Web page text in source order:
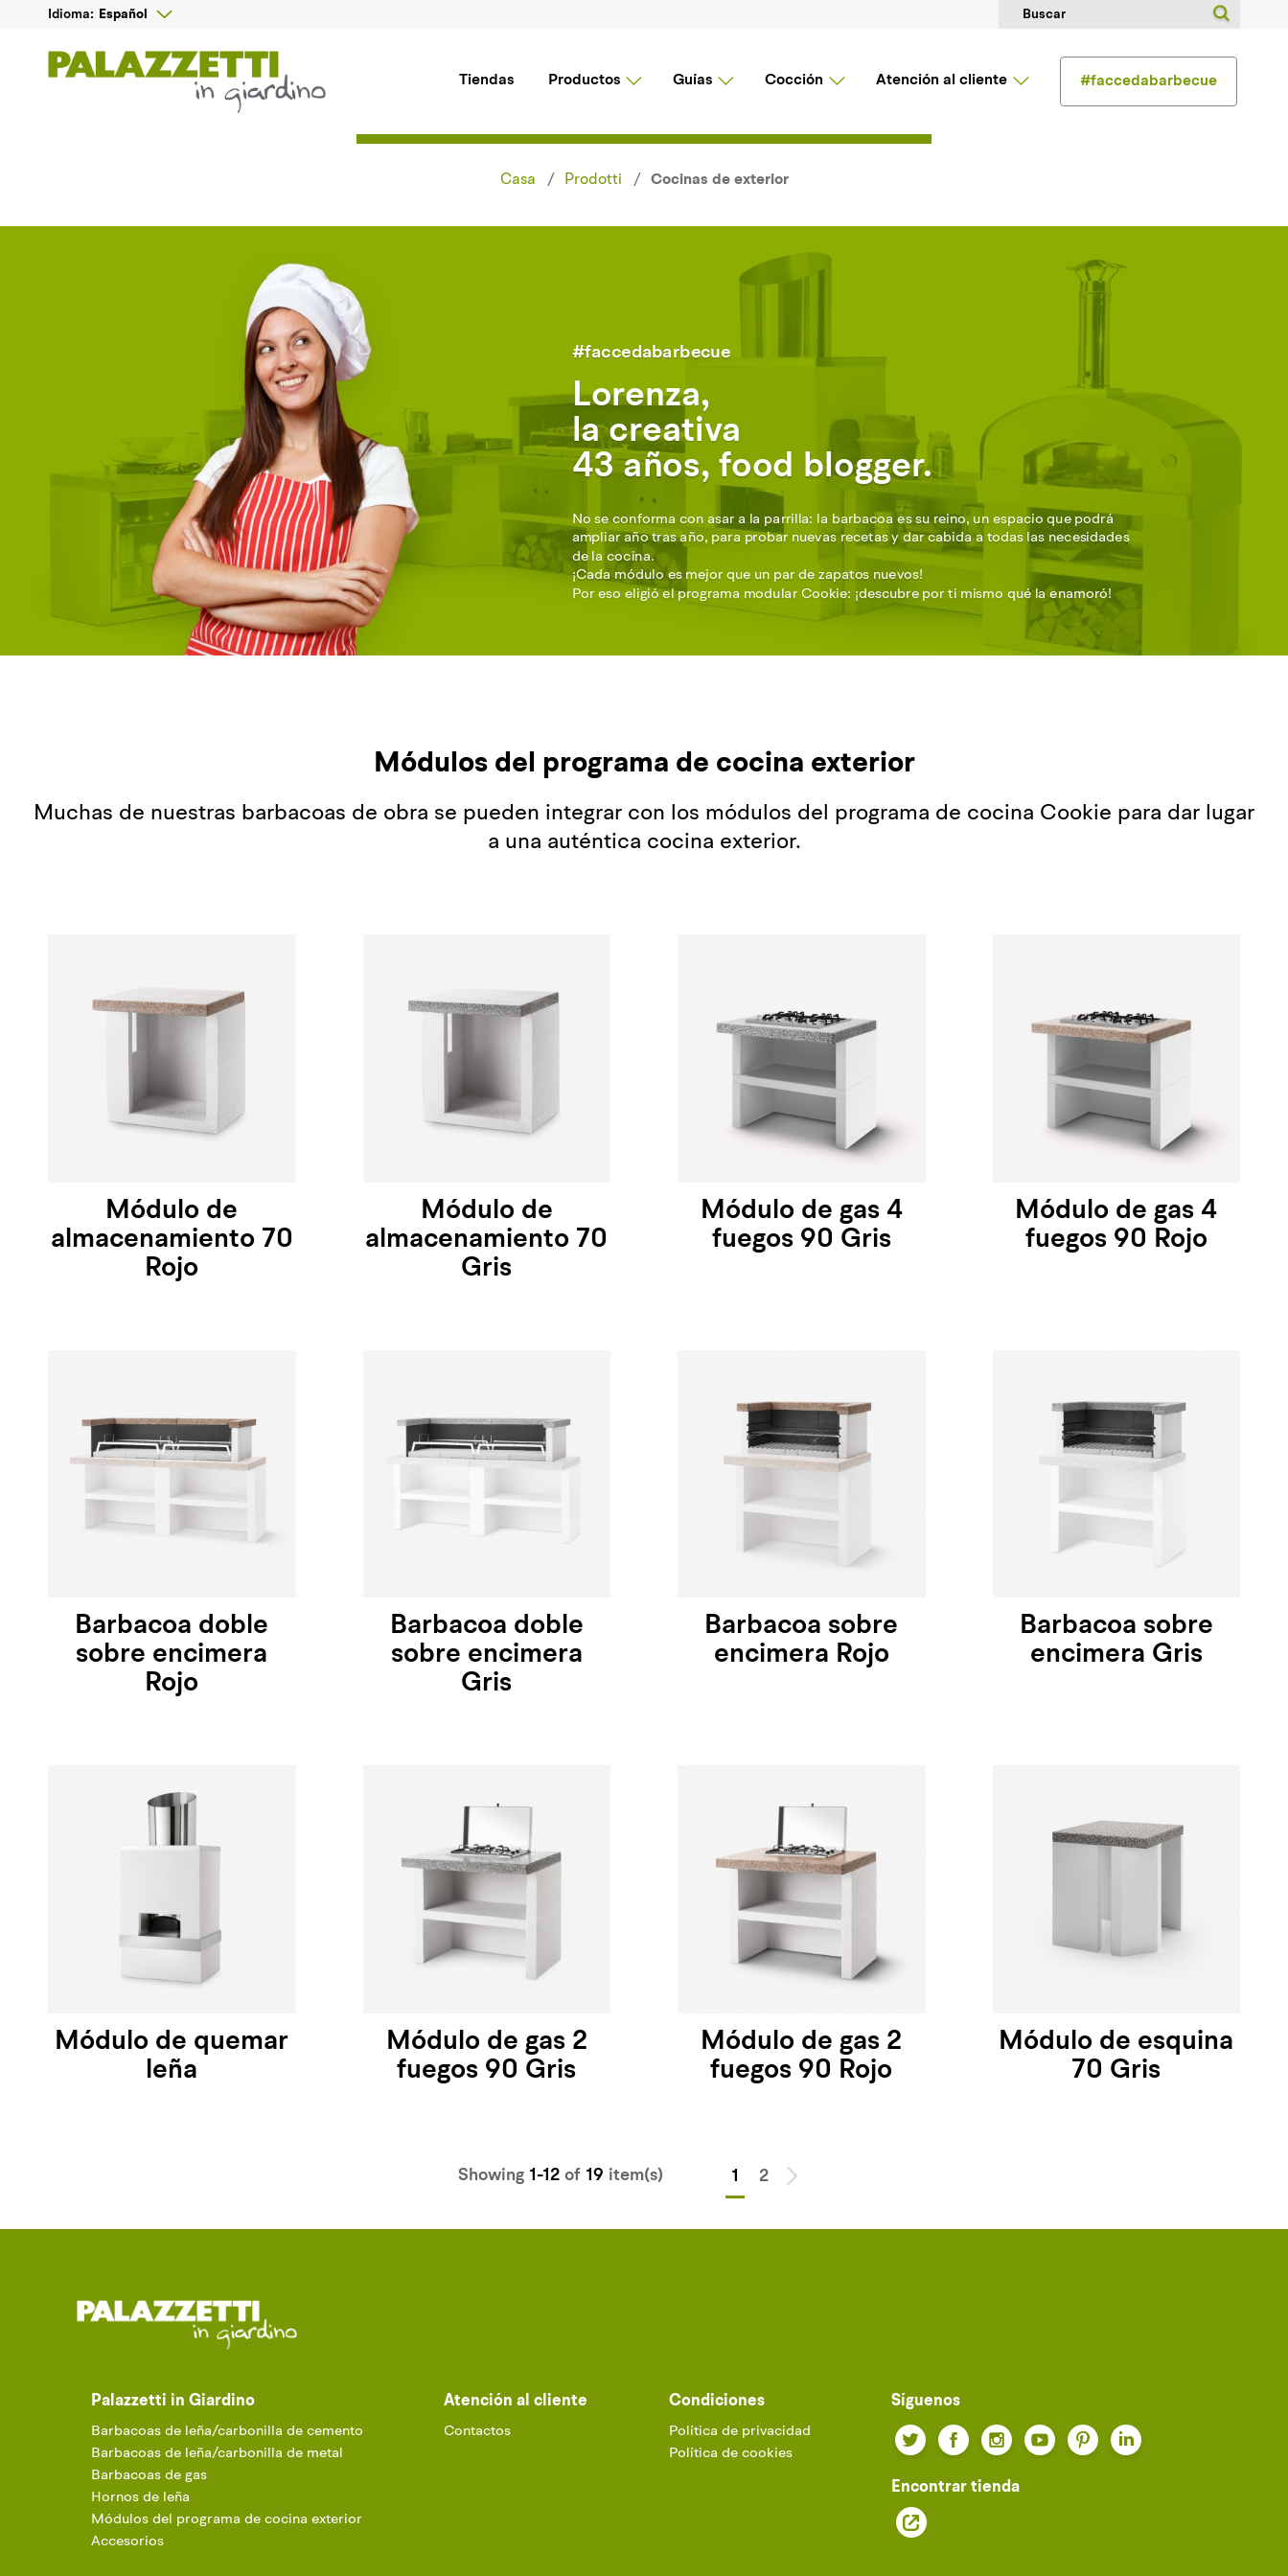
Idioma: Español 
Tiendas Productos Guías Cocción Atención al cliente #faccedabarbecue
Casa Prodotti Cocinas de exterior
#faccedabarbecue
Lorenza,
la creativa
43 años, food blogger.
No se conforma con asar a la parrilla: la barbacoa es su reino, un espacio que podrá
ampliar año tras año, para probar nuevas recetas y dar cabida a todas las necesidades
de la cocina.
¡Cada módulo es mejor que un par de zapatos nuevos!
Por eso eligió el programa modular Cookie: ¡descubre por ti mismo qué la enamoró!
Módulos del programa de cocina exterior
Muchas de nuestras barbacoas de obra se pueden integrar con los módulos del programa de cocina Cookie para dar lugar
a una auténtica cocina exterior.
Módulo de
almacenamiento 70
Rojo
Módulo de
almacenamiento 70
Gris
Módulo de gas 4
fuegos 90 Gris
Módulo de gas 4
fuegos 90 Rojo
Barbacoa doble
sobre encimera
Rojo
Barbacoa doble
sobre encimera
Gris
Barbacoa sobre
encimera Rojo
Barbacoa sobre
encimera Gris
Módulo de quemar
leña
Módulo de gas 2
fuegos 90 Gris
Módulo de gas 2
fuegos 90 Rojo
Módulo de esquina
70 Gris
Showing 1-12 of 19 item(s) 1 2
Palazzetti in Giardino
Barbacoas de leña/carbonilla de cemento
Barbacoas de leña/carbonilla de metal
Barbacoas de gas
Hornos de leña
Módulos del programa de cocina exterior
Accesorios
Atención al cliente
Contactos
Condiciones
Política de privacidad
Política de cookies
Síguenos
Facebook
Twitter YouTubePinterest
Instagram
Encontrar tienda